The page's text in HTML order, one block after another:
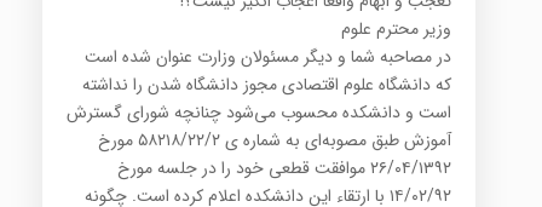
وزیر محترم علوم
در مصاحبه شما و دیگر مسئولان وزارت عنوان شده است
که دانشگاه علوم اقتصادی مجوز دانشگاه شدن را نداشته
است و دانشکده محسوب می‌شود چنانچه شورای گسترش
آموزش طبق مصوبه‌ای به شماره ی ۵۸۲۱۸/۲۲/۲ مورخ
۲۶/۰۴/۱۳۹۲ موافقت قطعی خود را در جلسه مورخ
۱۴/۰۲/۹۲ با ارتقاء این دانشکده اعلام کرده است. چگونه